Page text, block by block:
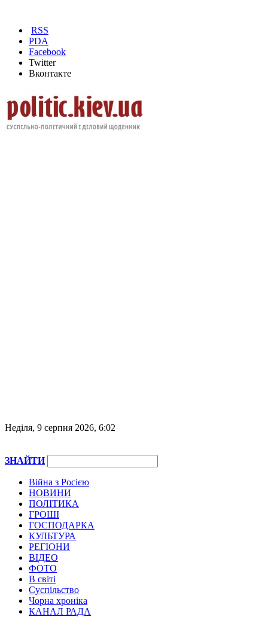
RSS
PDA
Facebook
Twitter
Вконтакте
Неділя, 9 серпня 2026, 6:02
ЗНАЙТИ
Війна з Росією
НОВИНИ
ПОЛІТИКА
ГРОШІ
ГОСПОДАРКА
КУЛЬТУРА
РЕГІОНИ
ВІДЕО
ФОТО
В світі
Суспільство
Чорна хроніка
КАНАЛ РАДА